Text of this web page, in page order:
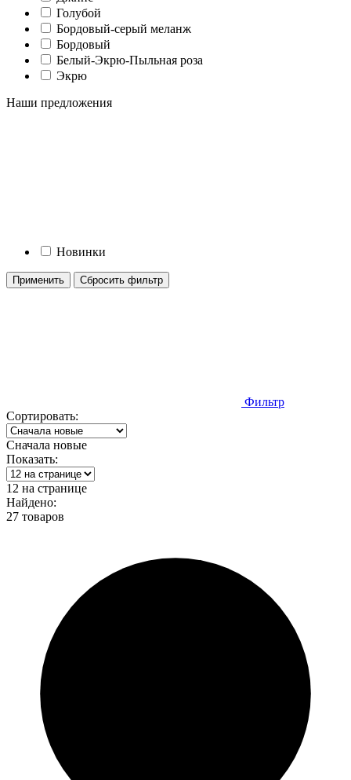
Голубой
Бордовый-серый меланж
Бордовый
Белый-Экрю-Пыльная роза
Экрю
Наши предложения
Новинки
Применить Сбросить фильтр
Фильтр
Сортировать:
Сначала новые
Показать:
12 на странице
Найдено:
27 товаров